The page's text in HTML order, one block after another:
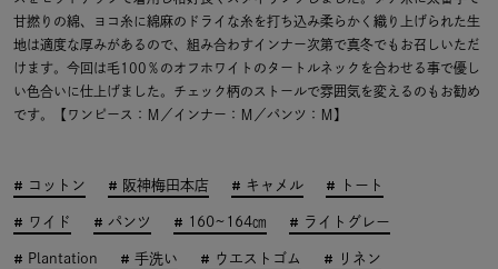
甘撚りの綿、ヨコ糸に綿麻のドライな糸を打ち込み柔らかく織り上げられた生
地は適度な厚みがあるので、組み合わすインナー次第で真冬でもお召しいただ
けます。今回は毛100％のオフホワイトのタートルネックを合わせる事で優し
い色合いに仕上げました。チェック柄のストールで雰囲気を変えるのもお勧め
です。【ワンピース：Ｍ／インナー：Ｍ／パンツ：Ｍ】
コットン 阪神梅田本店 キャメル トート
ワイド パンツ 160~164㎝ ライトグレー
Plantation 手洗い ウエストゴム リネン